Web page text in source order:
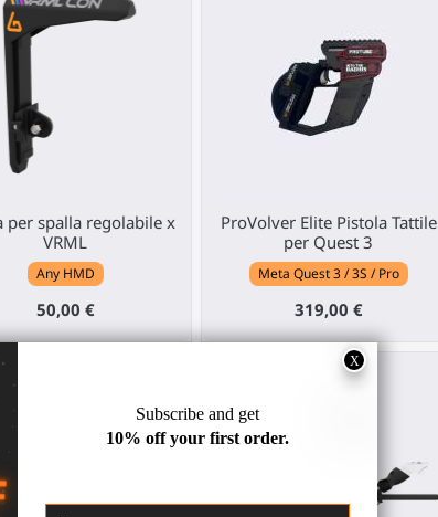
per spalla regolabile x
VRML
Any HMD
50,00 €
ProVolver Elite Pistola Tattile
per Quest 3
Meta Quest 3 / 3S / Pro
319,00 €